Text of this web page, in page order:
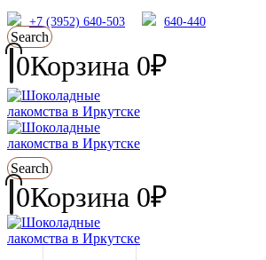
+7 (3952) 640-503 640-440
Search
0Корзина 0₽
Search
0Корзина 0₽